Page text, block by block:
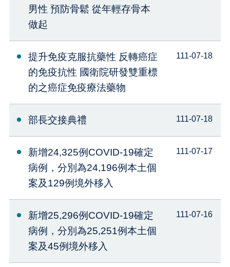
男性 預防骨鬆 從年輕存骨本
做起
提升免疫克服抗藥性 反轉癌症
的免疫抗性 國衛院研發雙重標
的之癌症免疫療法藥物
111-07-18
部長交接典禮 111-07-18
新增24,325例COVID-19確定
病例，分別為24,196例本土個
案及129例境外移入
111-07-17
新增25,296例COVID-19確定
病例，分別為25,251例本土個
案及45例境外移入
111-07-16